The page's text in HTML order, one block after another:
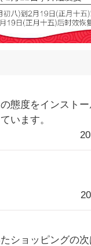
態度をインスト
います。
ショッピングの